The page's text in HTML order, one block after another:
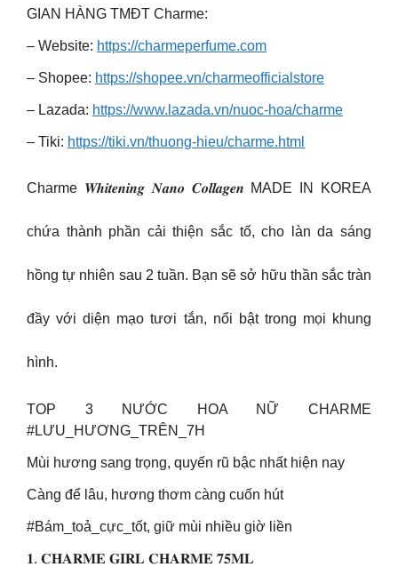
GIAN HÀNG TMĐT Charme:
– Website: https://charmeperfume.com
– Shopee: https://shopee.vn/charmeofficialstore
– Lazada: https://www.lazada.vn/nuoc-hoa/charme
– Tiki: https://tiki.vn/thuong-hieu/charme.html
Charme 𝑾𝒉𝒊𝒕𝒆𝒏𝒊𝒏𝒈 𝑵𝒂𝒏𝒐 𝑪𝒐𝒍𝒍𝒂𝒈𝒆𝒏 MADE IN KOREA
chứa thành phần cải thiện sắc tố, cho làn da sáng
hồng tự nhiên sau 2 tuần. Bạn sẽ sở hữu thần sắc tràn
đầy với diện mạo tươi tắn, nổi bật trong mọi khung
hình.
TOP 3 NƯỚC HOA NỮ CHARME
#LƯU_HƯƠNG_TRÊN_7H
Mùi hương sang trọng, quyến rũ bậc nhất hiện nay
Càng để lâu, hương thơm càng cuốn hút
#Bám_toả_cực_tốt, giữ mùi nhiều giờ liền
𝟏. 𝐂𝐇𝐀𝐑𝐌𝐄 𝐆𝐈𝐑𝐋 𝐂𝐇𝐀𝐑𝐌𝐄 𝟕𝟓𝐌𝐋